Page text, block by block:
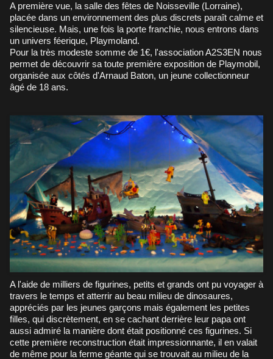
A première vue, la salle des fêtes de Noisseville (Lorraine),
placée dans un environnement des plus discrets paraît calme et
silencieuse. Mais, une fois la porte franchie, nous entrons dans
un univers féerique, Playmoland.
Pour la très modeste somme de 1€, l'association A2S3EN nous
permet de découvrir sa toute première exposition de Playmobil,
organisée aux côtés d'Arnaud Baton, un jeune collectionneur
âgé de 18 ans.
A l'aide de milliers de figurines, petits et grands ont pu voyager à
travers le temps et atterrir au beau milieu de dinosaures,
appréciés par les jeunes garçons mais également les petites
filles, qui discrètement, en se cachant derrière leur papa ont
aussi admiré la manière dont était positionné ces figurines. Si
cette première reconstruction était impressionnante, il en valait
de même pour la ferme géante qui se trouvait au milieu de la